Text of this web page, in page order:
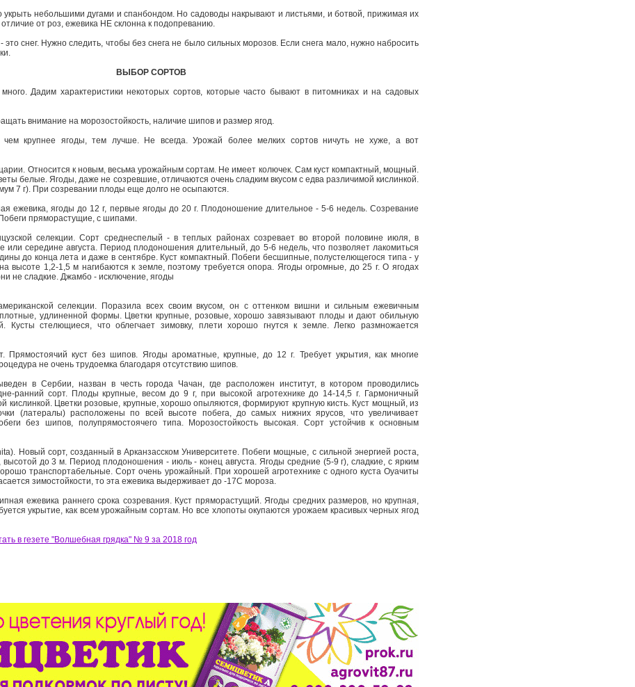
укрыть небольшими дугами и спанбондом. Но садоводы накрывают и листьями, и ботвой, прижимая их
от роз, ежевика НЕ склонна к подопреванию.
это снег. Нужно следить, чтобы без снега не было сильных морозов. Если снега мало, нужно набросить
ВЫБОР СОРТОВ
Дадим характеристики некоторых сортов, которые часто бывают в питомниках и на садовых
внимание на морозостойкость, наличие шипов и размер ягод.
чем крупнее ягоды, тем лучше. Не всегда. Урожай более мелких сортов ничуть не хуже, а вот
Относится к новым, весьма урожайным сортам. Не имеет колючек. Сам куст компактный, мощный.
белые. Ягоды, даже не созревшие, отличаются очень сладким вкусом с едва различимой кислинкой.
7 г). При созревании плоды еще долго не осыпаются.
ежевика, ягоды до 12 г, первые ягоды до 20 г. Плодоношение длительное - 5-6 недель. Созревание
пряморастущие, с шипами.
селекции. Сорт среднеспелый - в теплых районах созревает во второй половине июля, в
или середине августа. Период плодоношения длительный, до 5-6 недель, что позволяет лакомиться
до конца лета и даже в сентябре. Куст компактный. Побеги бесшипные, полустелющегося типа - у
высоте 1,2-1,5 м нагибаются к земле, поэтому требуется опора. Ягоды огромные, до 25 г. О ягодах
не сладкие. Джамбо - исключение, ягоды
селекции. Поразила всех своим вкусом, он с оттенком вишни и сильным ежевичным
удлиненной формы. Цветки крупные, розовые, хорошо завязывают плоды и дают обильную
Кусты стелющиеся, что облегчает зимовку, плети хорошо гнутся к земле. Легко размножается
Прямостоячий куст без шипов. Ягоды ароматные, крупные, до 12 г. Требует укрытия, как многие
не очень трудоемка благодаря отсутствию шипов.
в Сербии, назван в честь города Чачан, где расположен институт, в котором проводились
ранний сорт. Плоды крупные, весом до 9 г, при высокой агротехнике до 14-14,5 г. Гармоничный
кислинкой. Цветки розовые, крупные, хорошо опыляются, формируют крупную кисть. Куст мощный, из
(латералы) расположены по всей высоте побега, до самых нижних ярусов, что увеличивает
без шипов, полупрямостоячего типа. Морозостойкость высокая. Сорт устойчив к основным
Новый сорт, созданный в Арканзасском Университете. Побеги мощные, с сильной энергией роста,
до 3 м. Период плодоношения - июль - конец августа. Ягоды средние (5-9 г), сладкие, с ярким
транспортабельные. Сорт очень урожайный. При хорошей агротехнике с одного куста Оуачиты
зимостойкости, то эта ежевика выдерживает до -17С мороза.
ежевика раннего срока созревания. Куст пряморастущий. Ягоды средних размеров, но крупная,
укрытие, как всем урожайным сортам. Но все хлопоты окупаются урожаем красивых черных ягод
в гезете "Волшебная грядка" № 9 за 2018 год